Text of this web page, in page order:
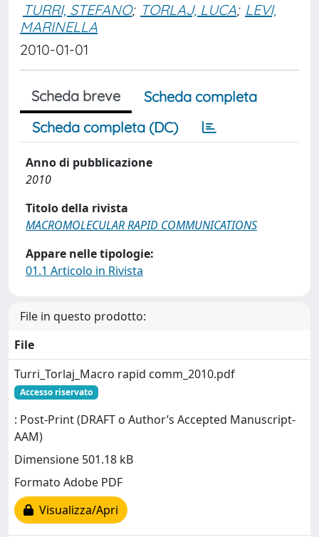
TURRI, STEFANO; TORLAJ, LUCA; LEVI,
MARINELLA
2010-01-01
Scheda breve
Scheda completa
Scheda completa (DC)
Anno di pubblicazione
2010
Titolo della rivista
MACROMOLECULAR RAPID COMMUNICATIONS
Appare nelle tipologie:
01.1 Articolo in Rivista
File in questo prodotto:
File
Turri_Torlaj_Macro rapid comm_2010.pdf
Accesso riservato
: Post-Print (DRAFT o Author’s Accepted Manuscript-
AAM)
Dimensione 501.18 kB
Formato Adobe PDF
Visualizza/Apri